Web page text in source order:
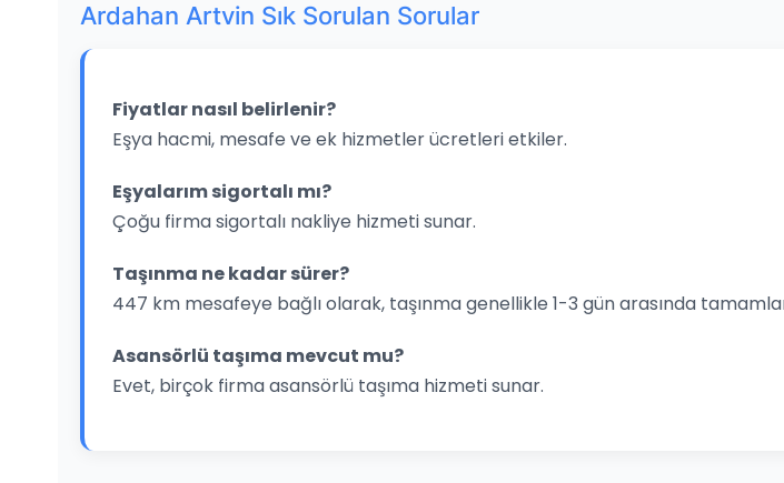
Ardahan Artvin Sık Sorulan Sorular
Fiyatlar nasıl belirlenir?
Eşya hacmi, mesafe ve ek hizmetler ücretleri etkiler.
Eşyalarım sigortalı mı?
Çoğu firma sigortalı nakliye hizmeti sunar.
Taşınma ne kadar sürer?
447 km mesafeye bağlı olarak, taşınma genellikle 1-3 gün arasında
Asansörlü taşıma mevcut mu?
Evet, birçok firma asansörlü taşıma hizmeti sunar.